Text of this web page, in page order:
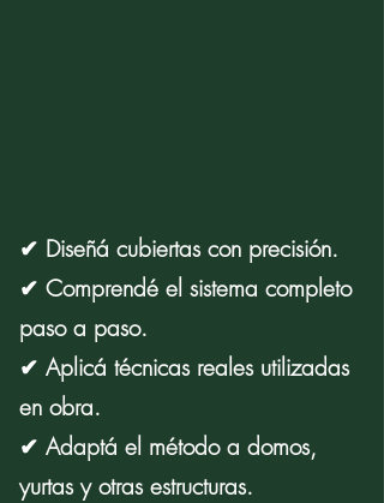
✔ Diseñá cubiertas con precisión.
✔ Comprendé el sistema completo
paso a paso.
✔ Aplicá técnicas reales utilizadas
en obra.
✔ Adaptá el método a domos,
yurtas y otras estructuras.